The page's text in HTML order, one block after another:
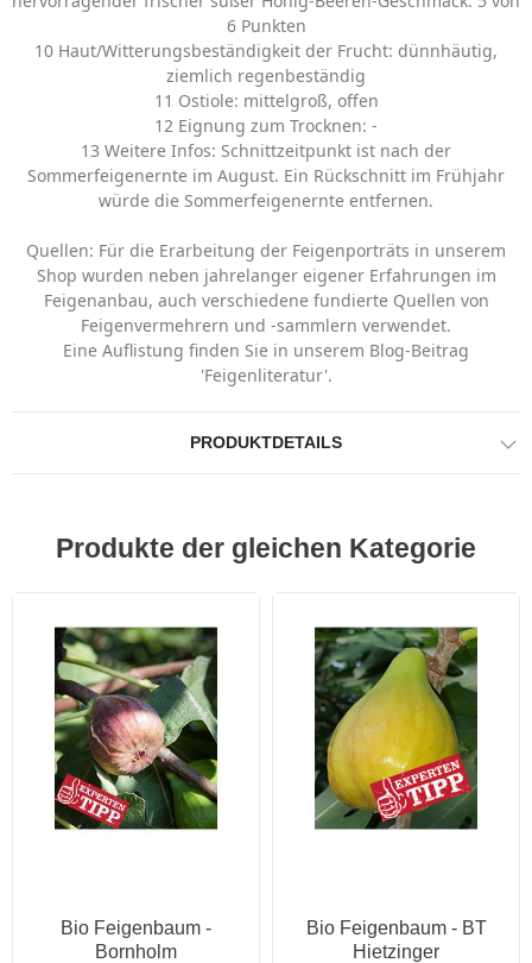
6 Punkten
10 Haut/Witterungsbeständigkeit der Frucht: dünnhäutig,
ziemlich regenbeständig
11 Ostiole: mittelgroß, offen
12 Eignung zum Trocknen: -
13 Weitere Infos: Schnittzeitpunkt ist nach der
Sommerfeigenernte im August. Ein Rückschnitt im Frühjahr
würde die Sommerfeigenernte entfernen.
Quellen: Für die Erarbeitung der Feigenporträts in unserem
Shop wurden neben jahrelanger eigener Erfahrungen im
Feigenanbau, auch verschiedene fundierte Quellen von
Feigenvermehrern und -sammlern verwendet.
Eine Auflistung finden Sie in unserem Blog-Beitrag
'Feigenliteratur'.
PRODUKTDETAILS
Produkte der gleichen Kategorie
Bio Feigenbaum -
Bornholm
Bio Feigenbaum - BT
Hietzinger